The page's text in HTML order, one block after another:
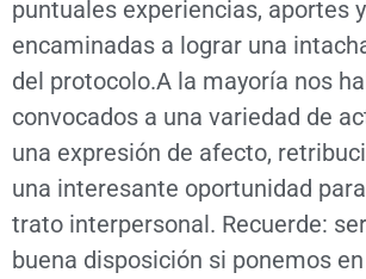
puntuales experiencias, aportes
encaminadas a lograr una
del protocolo.A la mayoría nos
convocados a una variedad de
una expresión de afecto,
una interesante oportunidad
trato interpersonal. Recuerde:
buena disposición si ponemos